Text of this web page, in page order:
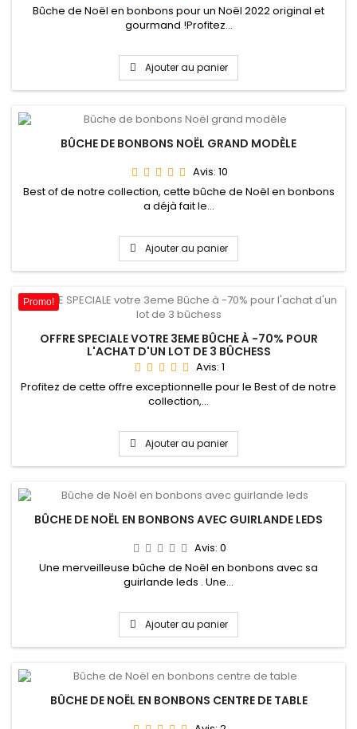
Bûche de Noël en bonbons pour un Noël 2022 original et
gourmand !Profitez...
Ajouter au panier
BÛCHE DE BONBONS NOËL GRAND MODÈLE
Avis: 10
Best of de notre collection, cette bûche de Noël en bonbons
a déjà fait le...
Ajouter au panier
Promo!
OFFRE SPECIALE VOTRE 3EME BÛCHE À -70% POUR
L'ACHAT D'UN LOT DE 3 BÛCHESS
Avis: 1
Profitez de cette offre exceptionnelle pour le Best of de notre
collection,...
Ajouter au panier
BÛCHE DE NOËL EN BONBONS AVEC GUIRLANDE LEDS
Avis: 0
Une merveilleuse bûche de Noël en bonbons avec sa
guirlande leds . Une...
Ajouter au panier
BÛCHE DE NOËL EN BONBONS CENTRE DE TABLE